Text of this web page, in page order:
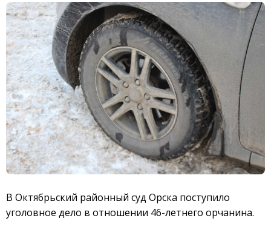
В Октябрьский районный суд Орска поступило
уголовное дело в отношении 46-летнего орчанина.